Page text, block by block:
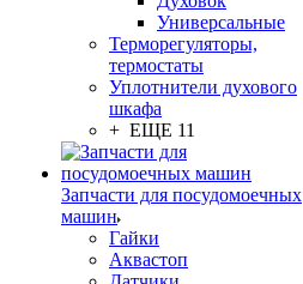
Универсальные
Терморегуляторы,
термостаты
Уплотнители духового
шкафа
+ ЕЩЕ 11
Запчасти для посудомоечных
машин
Гайки
Аквастоп